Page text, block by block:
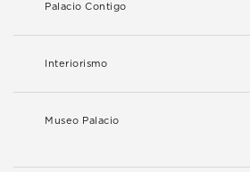
Palacio Contigo
Interiorismo
Museo Palacio